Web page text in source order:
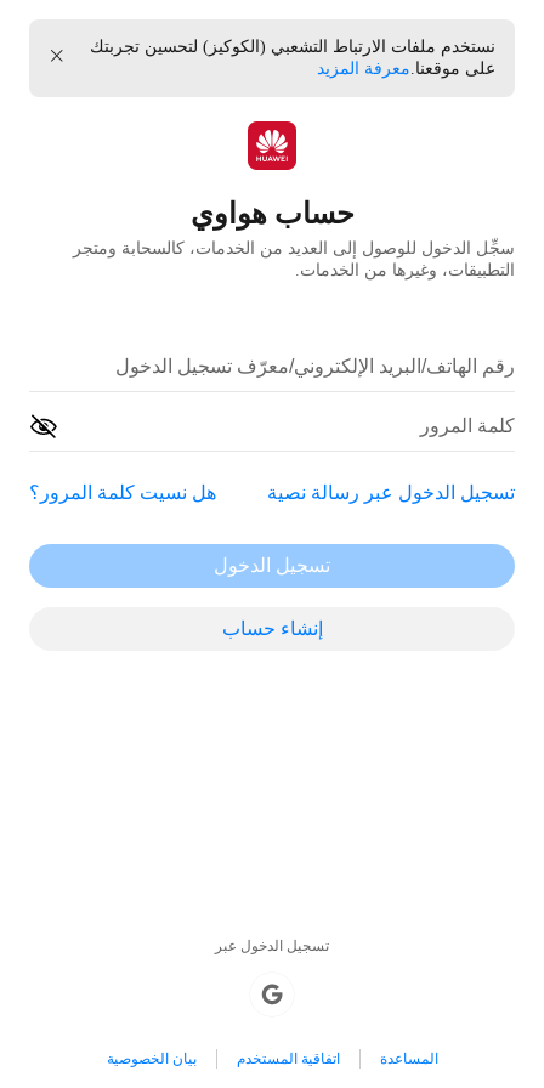
نستخدم ملفات الارتباط التشعبي (الكوكيز) لتحسين تجربتك
على موقعنا.معرفة المزيد
حساب هواوي
سجِّل الدخول للوصول إلى العديد من الخدمات، كالسحابة ومتجر
التطبيقات، وغيرها من الخدمات.
تسجيل الدخول عبر رسالة نصية هل نسيت كلمة المرور؟
تسجيل الدخول
إنشاء حساب
تسجيل الدخول عبر
المساعدة اتفاقية المستخدم بيان الخصوصية